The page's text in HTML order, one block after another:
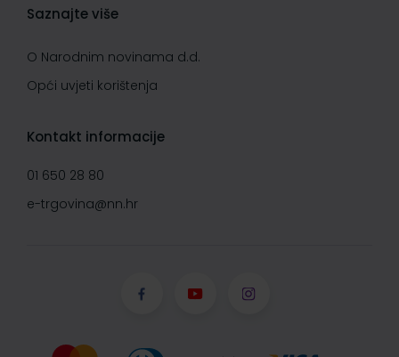
Saznajte više
O Narodnim novinama d.d.
Opći uvjeti korištenja
Kontakt informacije
01 650 28 80
e-trgovina@nn.hr